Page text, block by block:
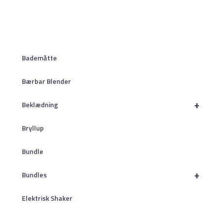
Bademåtte
Bærbar Blender
+
Beklædning
Bryllup
Bundle
+
Bundles
Elektrisk Shaker